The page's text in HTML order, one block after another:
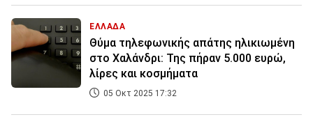
ΕΛΛΑΔΑ
Θύμα τηλεφωνικής απάτης ηλικιωμένη
στο Χαλάνδρι: Της πήραν 5.000 ευρώ,
λίρες και κοσμήματα
05 Οκτ 2025 17:32